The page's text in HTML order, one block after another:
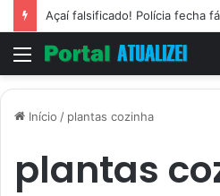
Açaí falsificado! Polícia fecha
Menu
Início / plantas cozinha
plantas